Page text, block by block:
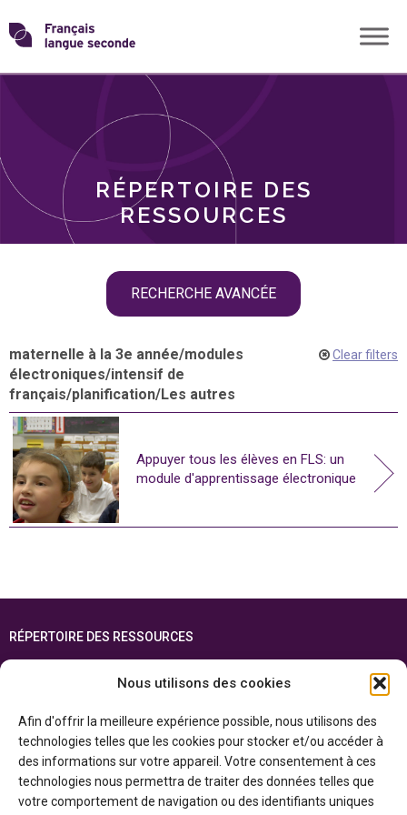
Nous utilisons des cookies
Afin d'offrir la meilleure expérience possible, nous utilisons des
technologies telles que les cookies pour stocker et/ou accéder à
des informations sur votre appareil. Votre consentement à ces
technologies nous permettra de traiter des données telles que
votre comportement de navigation ou des identifiants uniques
Skip
toTransformons
langue
RÉPERTOIRE DES
RESSOURCES
RECHERCHE AVANCÉE
THÈMES
maternelle à la 3e année/modules
électroniques/intensif de
français/planification/Les autres
Clear filters
Appuyer tous les élèves en FLS: un
module d'apprentissage électronique
RÉPERTOIRE DES RESSOURCES
ENGLISH
Cette ressource est réalisée grâce au soutien financier du gouvernement de
l’Ontario et du gouvernement duCanada par l’entremise du ministère du
Patrimoine canadien